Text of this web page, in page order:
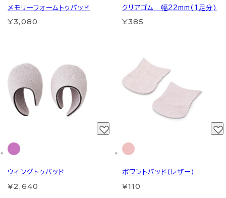
メモリーフォームトゥパッド
¥3,080
クリアゴム 幅22mm（1足分)
¥385
ウィングトゥパッド
¥2,640
ポワントパッド(レザー)
¥110